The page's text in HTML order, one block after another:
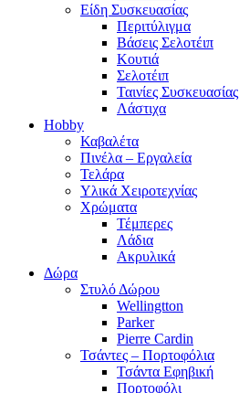
Είδη Συσκευασίας
Περιτύλιγμα
Βάσεις Σελοτέιπ
Κουτιά
Σελοτέιπ
Ταινίες Συσκευασίας
Λάστιχα
Hobby
Καβαλέτα
Πινέλα – Εργαλεία
Τελάρα
Υλικά Χειροτεχνίας
Χρώματα
Τέμπερες
Λάδια
Ακρυλικά
Δώρα
Στυλό Δώρου
Wellingtton
Parker
Pierre Cardin
Τσάντες – Πορτοφόλια
Τσάντα Εφηβική
Πορτοφόλι